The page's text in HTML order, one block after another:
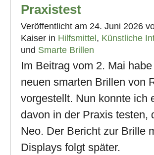
Brillen
erhältlich"
Praxistest
Veröffentlicht am 24. Juni 2026
Kaiser in Hilfsmittel, Künstliche
und Smarte Brillen
Im Beitrag vom 2. Mai
neuen smarten Brillen von
vorgestellt. Nun konnte ich
davon in der Praxis testen,
Neo. Der Bericht zur Brille
Displays folgt später.